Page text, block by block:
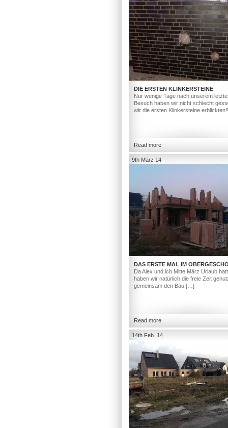
DIE ERSTEN KLINKERSTEINE
Nur wenige Tage nach unserem
Besuch haben wir nicht schlecht
wir die ersten Klinkersteine
Read more
9th März 14
DAS ERSTE MAL IM
Da Alex und ich Mitte März Urlaub
haben wir natürlich die freie Zeit
gemeinsam den Bau […]
Read more
14th Feb. 14